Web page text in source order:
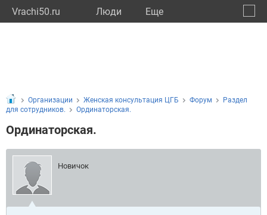
Vrachi50.ru Люди Eще
Организации Женская консультация ЦГБ Форум
Раздел
для сотрудников.
Ординаторская.
Ординаторская.
Новичок